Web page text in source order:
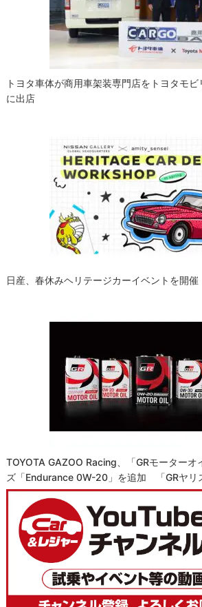
トヨタ車体が商用車架装専門店をトヨタモ
に出店
日産、春休みヘリテージカーイベントを開催
TOYOTA GAZOO Racing、「GRモーターオ
ズ「Endurance 0W-20」を追加 「GRヤリ